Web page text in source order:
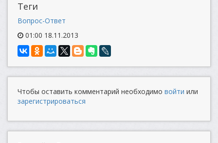
Теги
Вопрос-Ответ
01:00 18.11.2013
Чтобы оставить комментарий необходимо войти или
зарегистрироваться